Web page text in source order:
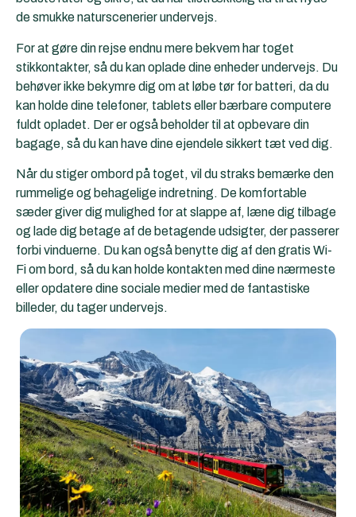
de smukke naturscenerier undervejs.
For at gøre din rejse endnu mere bekvem har toget
stikkontakter, så du kan oplade dine enheder undervejs. Du
behøver ikke bekymre dig om at løbe tør for batteri, da du
kan holde dine telefoner, tablets eller bærbare computere
fuldt opladet. Der er også beholder til at opbevare din
bagage, så du kan have dine ejendele sikkert tæt ved dig.
Når du stiger ombord på toget, vil du straks bemærke den
rummelige og behagelige indretning. De komfortable
sæder giver dig mulighed for at slappe af, læne dig tilbage
og lade dig betage af de betagende udsigter, der passerer
forbi vinduerne. Du kan også benytte dig af den gratis Wi-
Fi om bord, så du kan holde kontakten med dine nærmeste
eller opdatere dine sociale medier med de fantastiske
billeder, du tager undervejs.